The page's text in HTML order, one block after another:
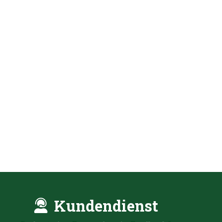
Kundendienst